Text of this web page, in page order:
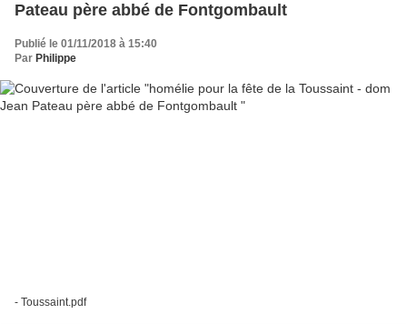
Pateau père abbé de Fontgombault
Publié le 01/11/2018 à 15:40
Par Philippe
- Toussaint.pdf